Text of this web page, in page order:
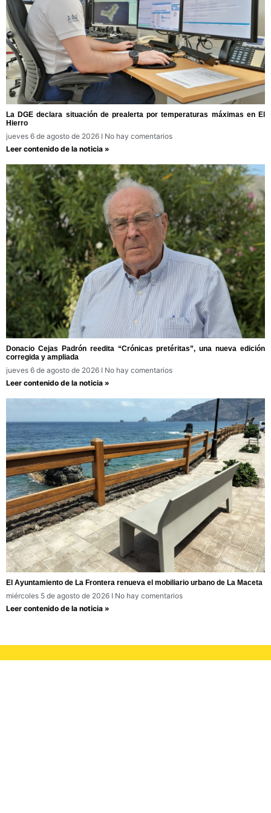
La DGE declara situación de prealerta por temperaturas máximas en El
Hierro
jueves 6 de agosto de 2026
No hay comentarios
Leer contenido de la noticia »
Donacio Cejas Padrón reedita “Crónicas pretéritas”, una nueva edición
corregida y ampliada
jueves 6 de agosto de 2026
No hay comentarios
Leer contenido de la noticia »
El Ayuntamiento de La Frontera renueva el mobiliario urbano de La Maceta
miércoles 5 de agosto de 2026
No hay comentarios
Leer contenido de la noticia »